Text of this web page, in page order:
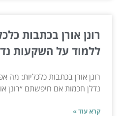
רונן אורן בכתבות
ללמוד על השקעות
רונן אורן בכתבות כלכליות:
נדלן חכמות אם חיפשתם ״רונן
קרא עוד »